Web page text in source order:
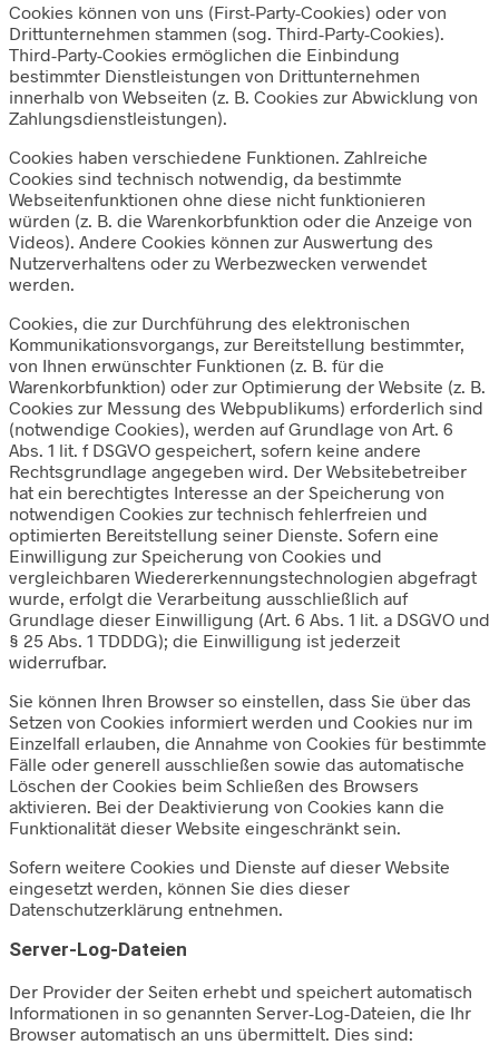
Cookies können von uns (First-Party-Cookies) oder von
Drittunternehmen stammen (sog. Third-Party-Cookies).
Third-Party-Cookies ermöglichen die Einbindung
bestimmter Dienstleistungen von Drittunternehmen
innerhalb von Webseiten (z. B. Cookies zur Abwicklung von
Zahlungsdienstleistungen).
Cookies haben verschiedene Funktionen. Zahlreiche
Cookies sind technisch notwendig, da bestimmte
Webseitenfunktionen ohne diese nicht funktionieren
würden (z. B. die Warenkorbfunktion oder die Anzeige von
Videos). Andere Cookies können zur Auswertung des
Nutzerverhaltens oder zu Werbezwecken verwendet
werden.
Cookies, die zur Durchführung des elektronischen
Kommunikationsvorgangs, zur Bereitstellung bestimmter,
von Ihnen erwünschter Funktionen (z. B. für die
Warenkorbfunktion) oder zur Optimierung der Website (z. B.
Cookies zur Messung des Webpublikums) erforderlich sind
(notwendige Cookies), werden auf Grundlage von Art. 6
Abs. 1 lit. f DSGVO gespeichert, sofern keine andere
Rechtsgrundlage angegeben wird. Der Websitebetreiber
hat ein berechtigtes Interesse an der Speicherung von
notwendigen Cookies zur technisch fehlerfreien und
optimierten Bereitstellung seiner Dienste. Sofern eine
Einwilligung zur Speicherung von Cookies und
vergleichbaren Wiedererkennungstechnologien abgefragt
wurde, erfolgt die Verarbeitung ausschließlich auf
Grundlage dieser Einwilligung (Art. 6 Abs. 1 lit. a DSGVO und
§ 25 Abs. 1 TDDDG); die Einwilligung ist jederzeit
widerrufbar.
Sie können Ihren Browser so einstellen, dass Sie über das
Setzen von Cookies informiert werden und Cookies nur im
Einzelfall erlauben, die Annahme von Cookies für bestimmte
Fälle oder generell ausschließen sowie das automatische
Löschen der Cookies beim Schließen des Browsers
aktivieren. Bei der Deaktivierung von Cookies kann die
Funktionalität dieser Website eingeschränkt sein.
Sofern weitere Cookies und Dienste auf dieser Website
eingesetzt werden, können Sie dies dieser
Datenschutzerklärung entnehmen.
Server-Log-Dateien
Der Provider der Seiten erhebt und speichert automatisch
Informationen in so genannten Server-Log-Dateien, die Ihr
Browser automatisch an uns übermittelt. Dies sind: